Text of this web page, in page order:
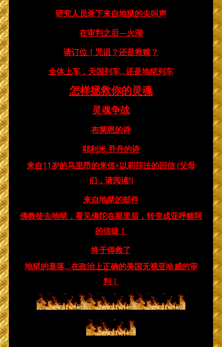
研究人员录下来自地狱的尖叫声
在审判之后—火湖
请订位！咒诅？还是救赎？
全体上车，天国列车...还是地狱列车
怎样拯救你的灵魂
灵魂争战
布莱恩的诗
耶利米.乔丹的诗
来自11岁的马里昂的来信+以莉莎法的回信 (父母
们，请阅读!)
来自地狱的邮件
佛教徒去地狱，看见佛陀在那里后，转变成亚呼赎阿
的信徒！
终于得救了
地狱的衰落…在政治上正确的美国无视亚哈威的审
判！